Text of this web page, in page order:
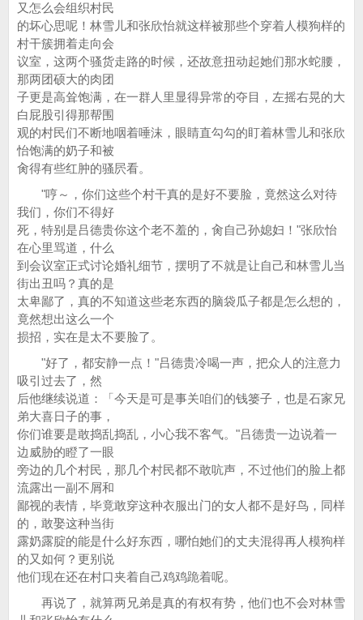
又怎么会组织村民
的坏心思呢！林雪儿和张欣怡就这样被那些个穿着人模狗样的
村干簇拥着走向会
议室，这两个骚货走路的时候，还故意扭动起她们那水蛇腰，
那两团硕大的肉团
子更是高耸饱满，在一群人里显得异常的夺目，左摇右晃的大
白屁股引得那帮围
观的村民们不断地咽着唾沫，眼睛直勾勾的盯着林雪儿和张欣
怡饱满的奶子和被
肏得有些红肿的骚屄看。
"哼～，你们这些个村干真的是好不要脸，竟然这么对待
我们，你们不得好
死，特别是吕德贵你这个老不羞的，肏自己孙媳妇！"张欣怡
在心里骂道，什么
到会议室正式讨论婚礼细节，摆明了不就是让自己和林雪儿当
街出丑吗？真的是
太卑鄙了，真的不知道这些老东西的脑袋瓜子都是怎么想的，
竟然想出这么一个
损招，实在是太不要脸了。
"好了，都安静一点！"吕德贵冷喝一声，把众人的注意力
吸引过去了，然
后他继续说道：「今天是可是事关咱们的钱篓子，也是石家兄
弟大喜日子的事，
你们谁要是敢捣乱捣乱，小心我不客气。"吕德贵一边说着一
边威胁的瞪了一眼
旁边的几个村民，那几个村民都不敢吭声，不过他们的脸上都
流露出一副不屑和
鄙视的表情，毕竟敢穿这种衣服出门的女人都不是好鸟，同样
的，敢娶这种当街
露奶露腚的能是什么好东西，哪怕她们的丈夫混得再人模狗样
的又如何？更别说
他们现在还在村口夹着自己鸡鸡跪着呢。
再说了，就算两兄弟是真的有权有势，他们也不会对林雪